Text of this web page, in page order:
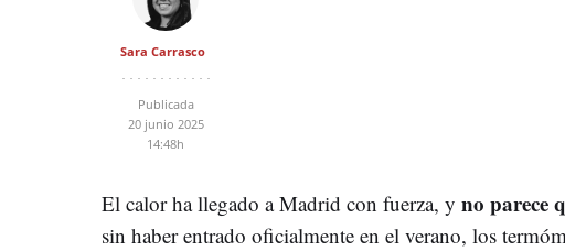
Sara Carrasco
Publicada
20 junio 2025
14:48h
El calor ha llegado a Madrid con fuerza, y no parece
sin haber entrado oficialmente en el verano, los